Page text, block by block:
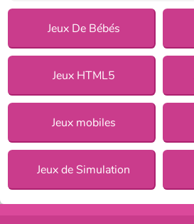
Jeux De Bébés
Jeux HTML5
Jeux mobiles
Jeux de Simulation